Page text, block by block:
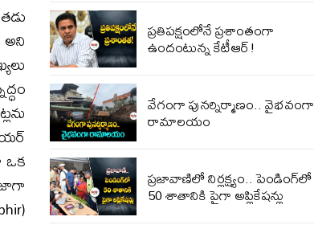
అని
ఒక
ప్ర‌తిప‌క్షంలోనే ప్ర‌శాంతంగా
ఉందంటున్న కేటీఆర్!
వేగంగా పునర్నిర్మాణం.. వైభవంగా
రామాలయం
ప్రజావాణిలో నిర్లక్ష్యం.. పెండింగ్‌లో
50 శాతానికి పైగా అప్లికేషన్లు